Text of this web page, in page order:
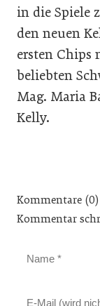
in die Spiele
den neuen
ersten Chips
beliebten
Mag. Maria
Kelly.
Kommentare (0)
Kommentar